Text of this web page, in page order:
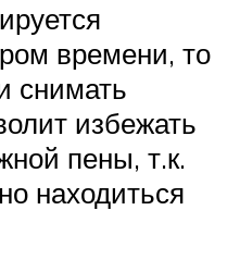
времени, то
снимать
избежать
пены, т.к.
находиться